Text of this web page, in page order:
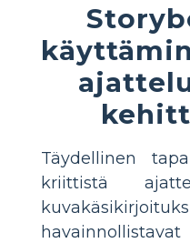
Täydellinen
kriittistä